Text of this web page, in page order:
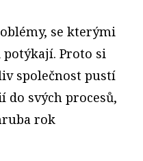
se kterými
potýkají. Proto si
společnost pustí
do svých procesů,
rok